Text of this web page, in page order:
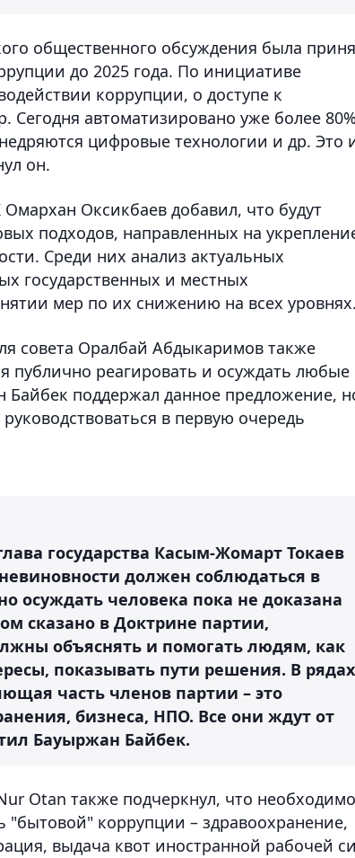
общественного обсуждения была
до 2025 года. По инициативе
коррупции, о доступе к
автоматизировано уже более 80%
цифровые технологии и др. Это
он.
Оксикбаев добавил, что будут
подходов, направленных на
Среди них анализ актуальных
государственных и местных
мер по их снижению на всех уровнях.
совета Оралбай Абдыкаримов также
публично реагировать и осуждать любые
поддержал данное предложение,
в первую очередь
государства Касым-Жомарт Токаев
должен соблюдаться в
осуждать человека пока не доказана
сказано в Доктрине партии,
объяснять и помогать людям, как
показывать пути решения. В рядах
часть членов партии – это
бизнеса, НПО. Все они ждут от
Бауыржан Байбек.
Otan также подчеркнул, что необходимо
"бытовой" коррупции – здравоохранение,
выдача квот иностранной рабочей